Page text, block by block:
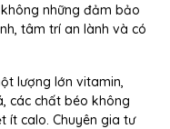
những đảm bảo
tâm trí an lành và có
lượng lớn vitamin,
các chất béo không
ít calo. Chuyên gia tư